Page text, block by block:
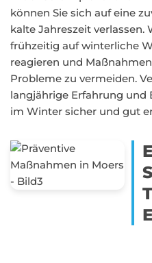
können Sie sich auf eine
kalte Jahreszeit verlassen.
frühzeitig auf winterliche
reagieren und
Probleme zu vermeiden.
langjährige Erfahrung und
im Winter sicher und gut